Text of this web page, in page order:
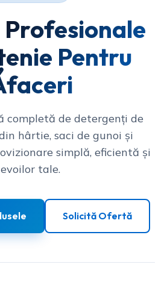
Profesionale
Pentru
completă de detergenți de
hârtie, saci de gunoi și
simplă, eficientă și
tale.
Solicită Ofertă